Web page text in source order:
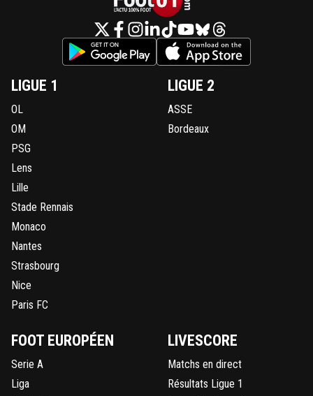
LIGUE 1
OL
OM
PSG
Lens
Lille
Stade Rennais
Monaco
Nantes
Strasbourg
Nice
Paris FC
LIGUE 2
ASSE
Bordeaux
FOOT EUROPÉEN
Serie A
Liga
LIVESCORE
Matchs en direct
Résultats Ligue 1